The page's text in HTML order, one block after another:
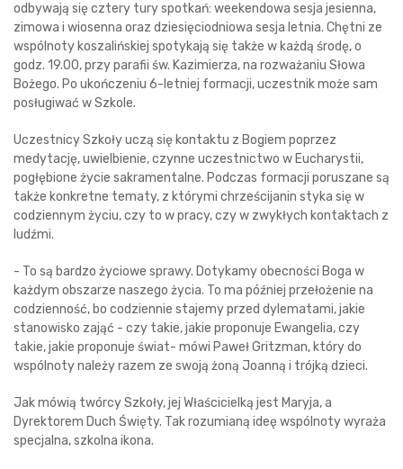
odbywają się cztery tury spotkań: weekendowa sesja jesienna,
zimowa i wiosenna oraz dziesięciodniowa sesja letnia. Chętni ze
wspólnoty koszalińskiej spotykają się także w każdą środę, o
godz. 19.00, przy parafii św. Kazimierza, na rozważaniu Słowa
Bożego. Po ukończeniu 6-letniej formacji, uczestnik może sam
posługiwać w Szkole.
Uczestnicy Szkoły uczą się kontaktu z Bogiem poprzez
medytację, uwielbienie, czynne uczestnictwo w Eucharystii,
pogłębione życie sakramentalne. Podczas formacji poruszane są
także konkretne tematy, z którymi chrześcijanin styka się w
codziennym życiu, czy to w pracy, czy w zwykłych kontaktach z
ludźmi.
- To są bardzo życiowe sprawy. Dotykamy obecności Boga w
każdym obszarze naszego życia. To ma później przełożenie na
codzienność, bo codziennie stajemy przed dylematami, jakie
stanowisko zająć - czy takie, jakie proponuje Ewangelia, czy
takie, jakie proponuje świat- mówi Paweł Gritzman, który do
wspólnoty należy razem ze swoją żoną Joanną i trójką dzieci.
Jak mówią twórcy Szkoły, jej Właścicielką jest Maryja, a
Dyrektorem Duch Święty. Tak rozumianą ideę wspólnoty wyraża
specjalna, szkolna ikona.